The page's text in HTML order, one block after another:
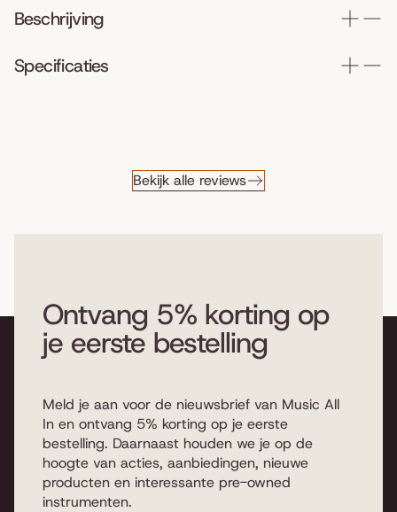
Beschrijving
Specificaties
Bekijk alle reviews
Ontvang 5% korting op
je eerste bestelling
Meld je aan voor de nieuwsbrief van Music All
In en ontvang 5% korting op je eerste
bestelling. Daarnaast houden we je op de
hoogte van acties, aanbiedingen, nieuwe
producten en interessante pre-owned
instrumenten.